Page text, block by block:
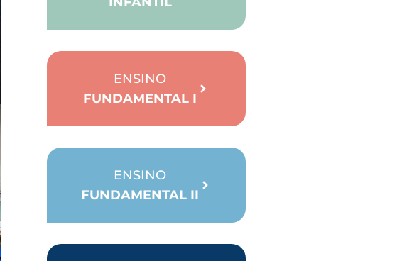
ENSINO
FUNDAMENTAL I
ENSINO
FUNDAMENTAL II